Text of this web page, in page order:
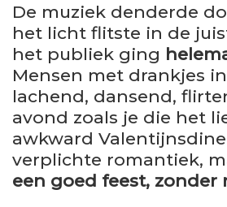
De muziek denderde
het licht flitste in de
het publiek ging
Mensen met drankjes
lachend, dansend,
avond zoals je die het
awkward
verplichte romantiek,
een goed feest, zonder